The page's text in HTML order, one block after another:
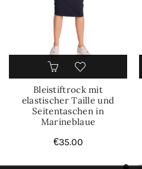
Bleistiftrock mit
elastischer Taille und
Seitentaschen in
Marineblaue
€35.00